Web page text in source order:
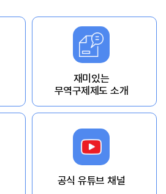
재미있는
무역구제제도 소개
공식 유튜브 채널